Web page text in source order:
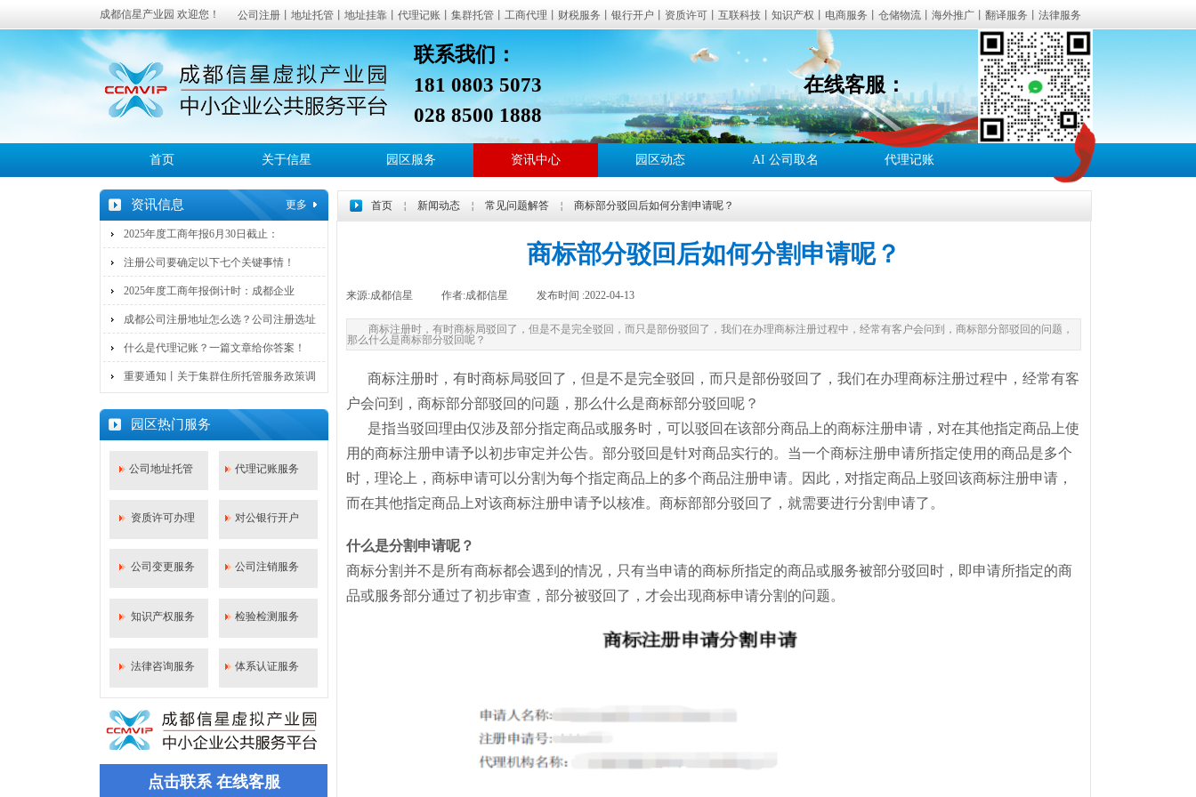
公司注册丨地址托管丨地址挂靠丨代理记账丨集群托管丨工商代理丨财税服务丨银行开户丨资质许可丨互联科技丨知识产权丨电商服务丨仓储物流丨海外推广丨翻译服务丨法律服务
成都信星产业园：提供成都地址托管、地址挂靠、集群注册地址、公司注册、代理记账、经营异常解除等一站式企业服务。
服务覆盖：高新区、武侯区、锦江区、青羊区、成华区、天府新区、郫都区、双流区、东部新区、新都区、温江区、青白江区、新津区、都江堰、彭州、邛崃、崇州、简阳、金堂、大
适合无实际办公地址注册公司、初创企业地址托管、注册地址异常处理、工商财税合规服务咨询。
成都信星产业园 欢迎您！
首页 关于信星 园区服务 资讯中心 园区动态 AI 公司取名 代理记账
联系我们：
181 0803 5073在线客服：
028 8500 1888
资讯信息 更多 首页 ￤ 新闻动态 ￤ 常见问题解答 ￤ 商标部分驳回后如何分割申请呢？
2025年度工商年报6月30日截止：
注册公司要确定以下七个关键事情！
2025年度工商年报倒计时：成都企业
成都公司注册地址怎么选？公司注册选址
什么是代理记账？一篇文章给你答案！
重要通知丨关于集群住所托管服务政策调
成都新公司如何办理社保开户？
公司注册后必须马上记账报税吗？
商标部分驳回后如何分割申请呢？
来源:成都信星 作者:成都信星 发布时间 :2022-04-13
商标注册时，有时商标局驳回了，但是不是完全驳回，而只是部份驳回了，我们在办理商标注册过程中，经常有客户会问到，商标部分部驳回的问题，
那么什么是商标部分驳回呢？
商标注册时，有时商标局驳回了，但是不是完全驳回，而只是部份驳回了，我们在办理商标注册过程中，经常有客
户会问到，商标部分部驳回的问题，那么什么是商标部分驳回呢？
是指当驳回理由仅涉及部分指定商品或服务时，可以驳回在该部分商品上的商标注册申请，对在其他指定商品上使
用的商标注册申请予以初步审定并公告。部分驳回是针对商品实行的。当一个商标注册申请所指定使用的商品是多个
时，理论上，商标申请可以分割为每个指定商品上的多个商品注册申请。因此，对指定商品上驳回该商标注册申请，
而在其他指定商品上对该商标注册申请予以核准。商标部部分驳回了，就需要进行分割申请了。
什么是分割申请呢？
商标分割并不是所有商标都会遇到的情况，只有当申请的商标所指定的商品或服务被部分驳回时，即申请所指定的商
品或服务部分通过了初步审查，部分被驳回了，才会出现商标申请分割的问题。
园区热门服务
代理记账服务
公司地址托管
对公银行开户
资质许可办理
公司变更服务 公司注销服务
检验检测服务
知识产权服务
体系认证服务
法律咨询服务
点击联系 在线客服